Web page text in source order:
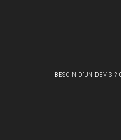
BESOIN D’UN DEVIS ?